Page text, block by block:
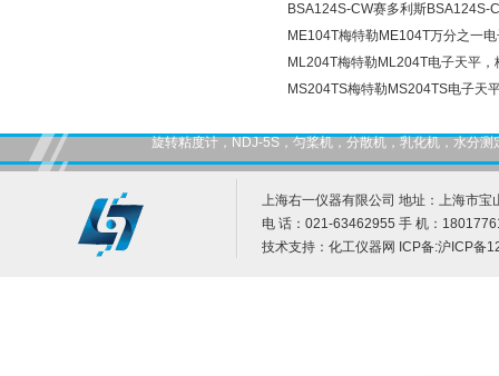
BSA124S-CW赛多利斯BSA124S-
ME104T梅特勒ME104T万分之一
ML204T梅特勒ML204T电子天平
MS204TS梅特勒MS204TS电子天
旋转粘度计，NDJ-5S，匀桨机，分散机，乳化机，水分
上海右一仪器有限公司 地址：上海市宝
电 话：021-63462955 手 机：
技术支持： 化工仪器网 ICP备:沪ICP备